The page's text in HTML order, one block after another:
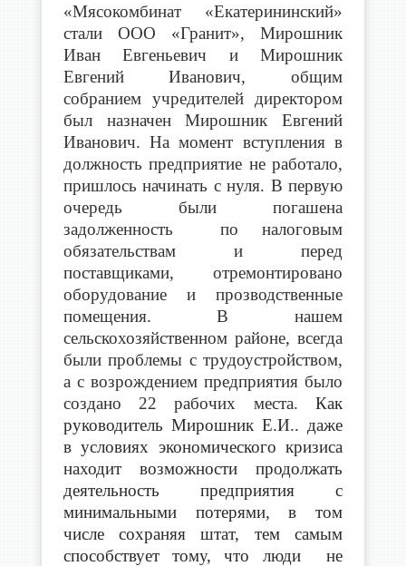
«Мясокомбинат «Екатерининский»
стали ООО «Гранит», Мирошник
Иван Евгеньевич и Мирошник
Евгений Иванович, общим
собранием учредителей директором
был назначен Мирошник Евгений
Иванович. На момент вступления в
должность предприятие не работало,
пришлось начинать с нуля. В первую
очередь были погашена
задолженность по налоговым
обязательствам и перед
поставщиками, отремонтировано
оборудование и прозводственные
помещения. В нашем
сельскохозяйственном районе, всегда
были проблемы с трудоустройством,
а с возрождением предприятия было
создано 22 рабочих места.Как
руководитель Мирошник Е.И.. даже
в условиях экономического кризиса
находит возможности продолжать
деятельность предприятия с
минимальными потерями, в том
числе сохраняя штат, тем самым
способствует тому, что люди не